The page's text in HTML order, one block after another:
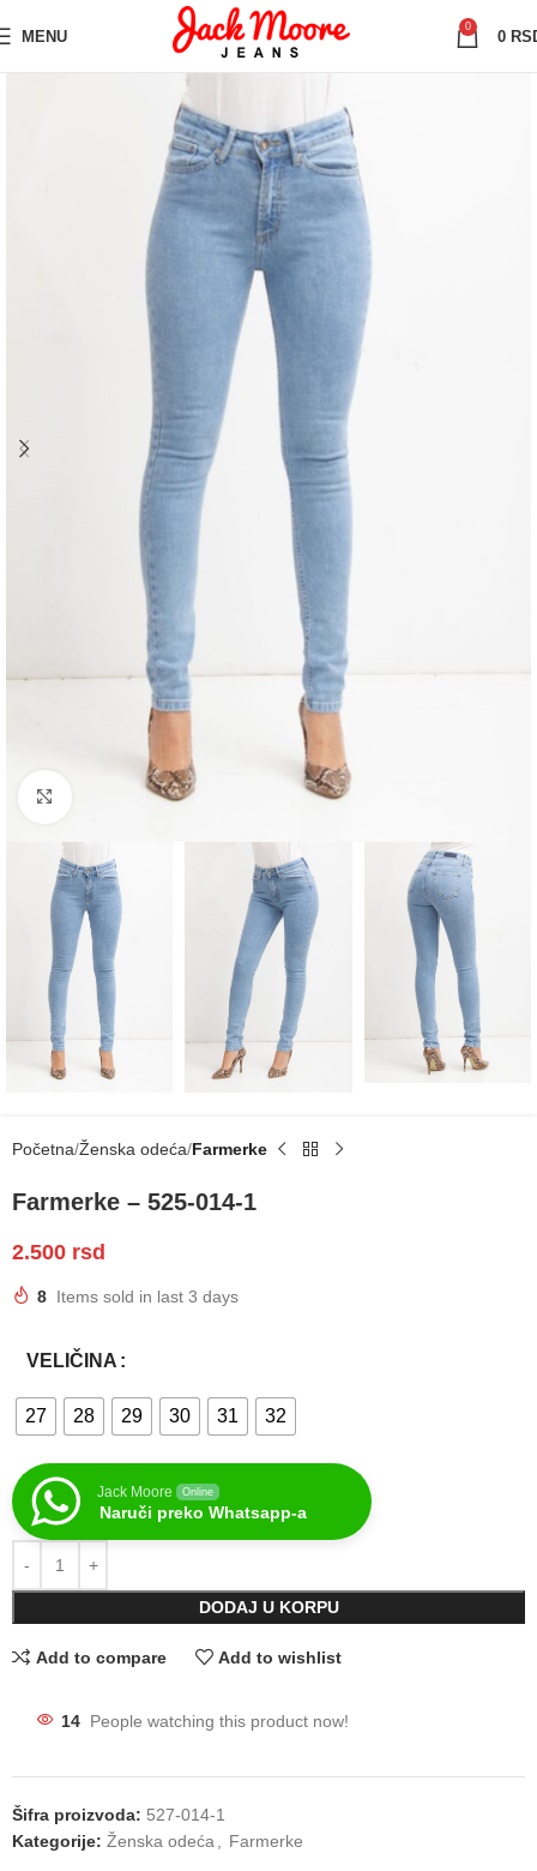
MENU
0
0
Click to enlarge
Početna Ženska odeća Farmerke
Farmerke – 525-014-1
2.500 rsd
8 Items sold in last 3 days
VELIČINA
27 28 29 30 31 32
Jack Moore Online
Naruči preko Whatsapp-a
DODAJ U KORPU
Add to compare Add to wishlist
14 People watching this product now!
Šifra proizvoda: 527-014-1
Kategorije: Ženska odeća Farmerke